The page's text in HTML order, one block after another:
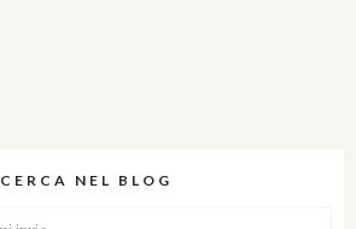
CERCA NEL BLOG